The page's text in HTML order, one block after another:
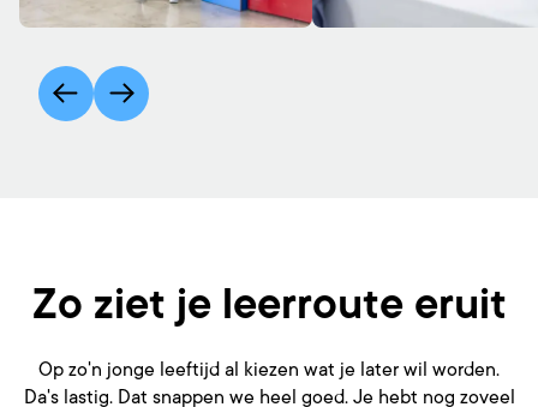
Zo ziet je leerroute eruit
Op zo'n jonge leeftijd al kiezen wat je later wil worden.
Da's lastig. Dat snappen we heel goed. Je hebt nog zoveel